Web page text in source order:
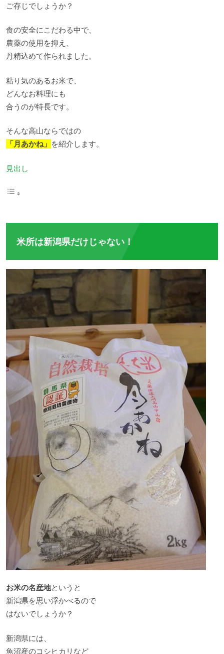
ご存じでしょうか？
食の安全にこだわる中で、
農薬の使用を抑え、
丹精込めて作られました。
粘り気のあるお米で、
どんなお料理にも
合うのが特長です。
そんな高山ならではの
「月あかね」 を紹介します。
見出し
米所は新潟県だけじゃない！
お米の名産地というと
新潟県を思い浮かべるので
はないでしょうか？
新潟県には、
魚沼産のコシヒカリなど